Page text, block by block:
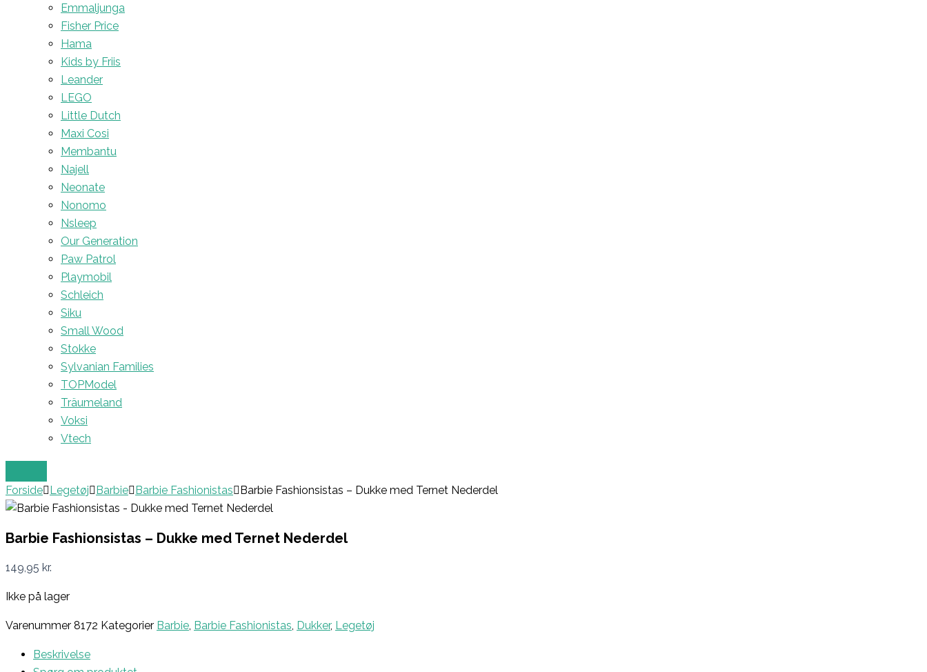
Emmaljunga
Fisher Price
Hama
Kids by Friis
Leander
LEGO
Little Dutch
Maxi Cosi
Membantu
Najell
Neonate
Nonomo
Nsleep
Our Generation
Paw Patrol
Playmobil
Schleich
Siku
Small Wood
Stokke
Sylvanian Families
TOPModel
Träumeland
Voksi
Vtech
Forside Legetøj Barbie Barbie Fashionistas Barbie Fashionsistas – Dukke med Ternet Nederdel
Barbie Fashionsistas – Dukke med Ternet Nederdel
149,95 kr.
Ikke på lager
Varenummer 8172 Kategorier Barbie, Barbie Fashionistas, Dukker, Legetøj
Beskrivelse